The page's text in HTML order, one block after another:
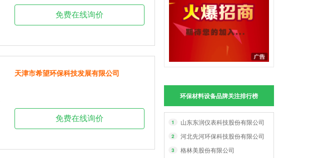
环保材料设备品牌关注排行榜
1 山东东润仪表科技股份有限公司
2 河北先河环保科技股份有限公司
3 格林美股份有限公司
免费在线询价
天津市希望环保科技发展有限公司
免费在线询价